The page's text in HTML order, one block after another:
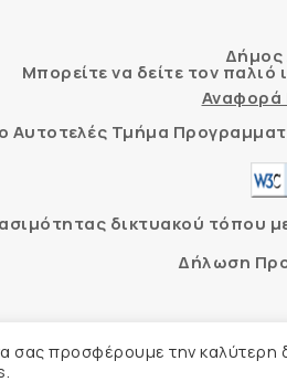
Δήμος
Μπορείτε να δείτε τον
Αναφορά
Αυτοτελές Τμήμα
δικτυακού τόπου
Δήλωση
Φιλοξενία
σας προσφέρουμε την καλύτερη